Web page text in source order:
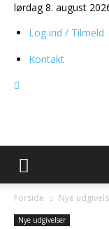
lørdag 8. august
Log ind / Tilmeld
Kontakt
Forside Nye
Nye udgivelser